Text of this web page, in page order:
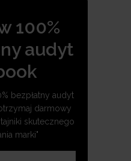
100%
audyt
bezpłatny audyt
darmowy
skutecznego
marki"